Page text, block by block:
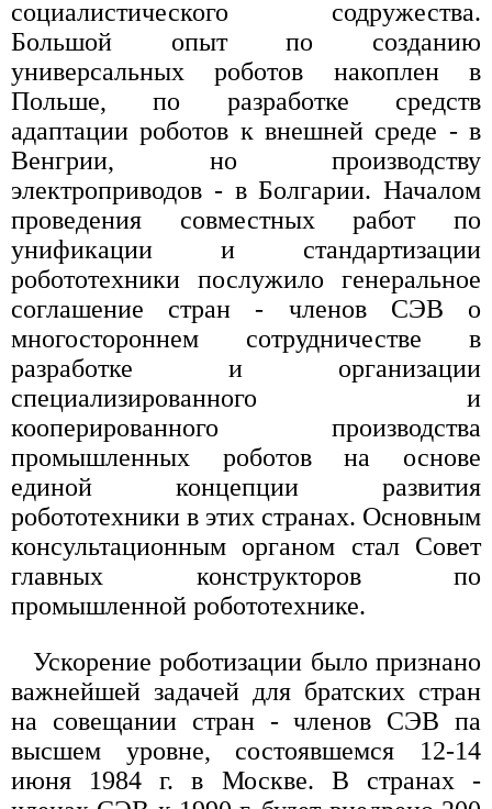
социалистического содружества.
Большой опыт по созданию
универсальных роботов накоплен в
Польше, по разработке средств
адаптации роботов к внешней среде - в
Венгрии, но производству
электроприводов - в Болгарии. Началом
проведения совместных работ по
унификации и стандартизации
робототехники послужило генеральное
соглашение стран - членов СЭВ о
многостороннем сотрудничестве в
разработке и организации
специализированного и
кооперированного производства
промышленных роботов на основе
единой концепции развития
робототехники в этих странах. Основным
консультационным органом стал Совет
главных конструкторов по
промышленной робототехнике.
Ускорение роботизации было признано
важнейшей задачей для братских стран
на совещании стран - членов СЭВ па
высшем уровне, состоявшемся 12-14
июня 1984 г. в Москве. В странах -